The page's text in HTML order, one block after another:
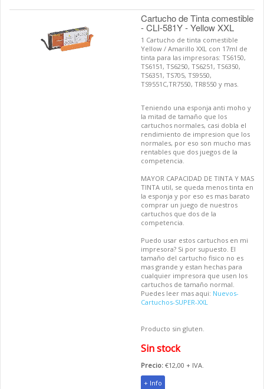
Cartucho de Tinta comestible
- CLI-581Y - Yellow XXL
1 Cartucho de tinta comestible
Yellow / Amarillo XXL con 17ml de
tinta para las impresoras: TS6150,
TS6151, TS6250, TS6251, TS6350,
TS6351, TS705, TS9550,
TS9551C,TR7550, TR8550 y mas.
Teniendo una esponja anti moho y
la mitad de tamaño que los
cartuchos normales, casi dobla el
rendimiento de impresion que los
normales, por eso son mucho mas
rentables que dos juegos de la
competencia.
MAYOR CAPACIDAD DE TINTA Y MAS
TINTA util, se queda menos tinta en
la esponja y por eso es mas barato
comprar un juego de nuestros
cartuchos que dos de la
competencia.
Puedo usar estos cartuchos en mi
impresora? Si por supuesto. El
tamaño del cartucho fisico no es
mas grande y estan hechas para
cualquier impresora que usen los
cartuchos de tamaño normal.
Puedes leer mas aqui: Nuevos-
Cartuchos-SUPER-XXL
Producto sin gluten.
Sin stock
Precio: €12,00 + IVA.
+ Info